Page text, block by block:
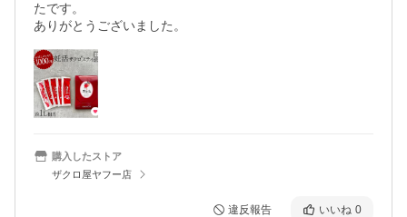
たです。
ありがとうございました。
購入したストア
ザクロ屋ヤフー店
違反報告 いいね 0